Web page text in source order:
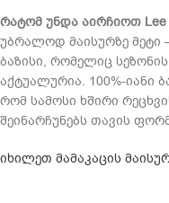
რატომ უნდა აირჩიოთ Lee
უბრალოდ მაისურზე მეტი
ბაზისი, რომელიც
აქტუალურია. 100%-იანი
რომ სამოსი ხშირი
შეინარჩუნებს თავის
იხილეთ მამაკაცის